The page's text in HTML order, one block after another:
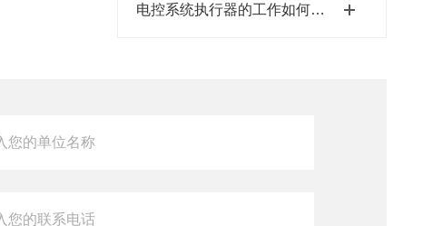
电控系统执行器的工作如何控制